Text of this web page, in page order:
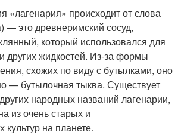
«лагенария» происходит от слова
— это древнеримский сосуд,
который использовался для
других жидкостей. Из-за формы
схожих по виду с бутылками, оно
— бутылочная тыква. Существует
народных названий лагенарии,
из очень старых и
культур на планете.